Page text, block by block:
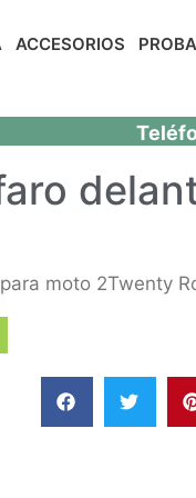
ACCESORIOS
moto 2Twenty